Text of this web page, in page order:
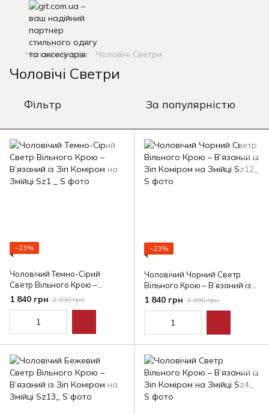
Чоловічий одяг Чоловічі Светри
Чоловічі Светри
Фільтр За популярністю
−23%
Чоловічий Темно-Сірий
Светр Вільного Крою –
В’язаний із Зіп Коміром на
1 840 грн 2 390 грн
−23%
Чоловічий Чорний Светр
Вільного Крою – В’язаний із
Зіп Коміром на Змійці
1 840 грн 2 390 грн